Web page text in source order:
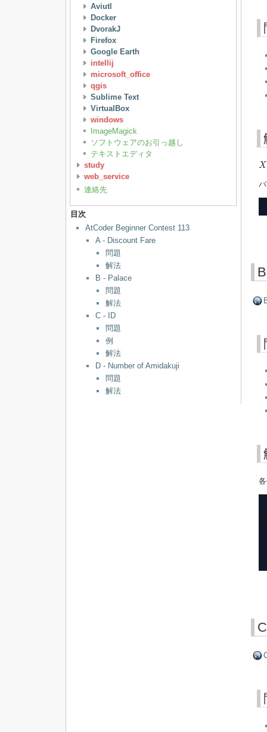
Aviutl
Docker
DvorakJ
Firefox
Google Earth
intellij
microsoft_office
qgis
Sublime Text
VirtualBox
windows
ImageMagick
ソフトウェアのお引っ越し
テキストエディタ
study
web_service
連絡先
目次
AtCoder Beginner Contest 113
A - Discount Fare
問題
解法
B - Palace
問題
解法
C - ID
問題
例
解法
D - Number of Amidakuji
問題
解法
X
X